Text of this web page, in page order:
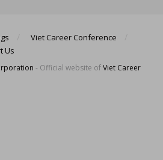
Viet Career Conference
Us
- Official website ofViet Career